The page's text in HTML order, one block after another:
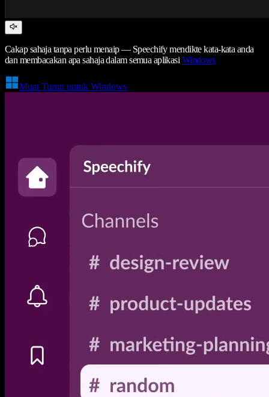
Cakap sahaja tanpa perlu menaip — Speechify mendikte kata-kata anda
dan membacakan apa sahaja dalam semua aplikasi Windows
Muat Turun untuk Windows